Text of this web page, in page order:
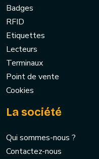
Badges
RFID
Etiquettes
Lecteurs
Terminaux
Point de vente
Cookies
La société
Qui sommes-nous ?
Contactez-nous